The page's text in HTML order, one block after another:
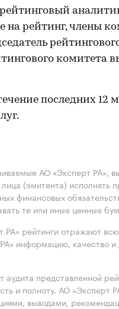
рейтинг, члены
комитета
последних 12
АО «Эксперт РА»,
(эмитента)
финансовых
те или иные ценные
рейтинги отражают
информацию, качество
аудита представленной
и полноту. АО
выводами,